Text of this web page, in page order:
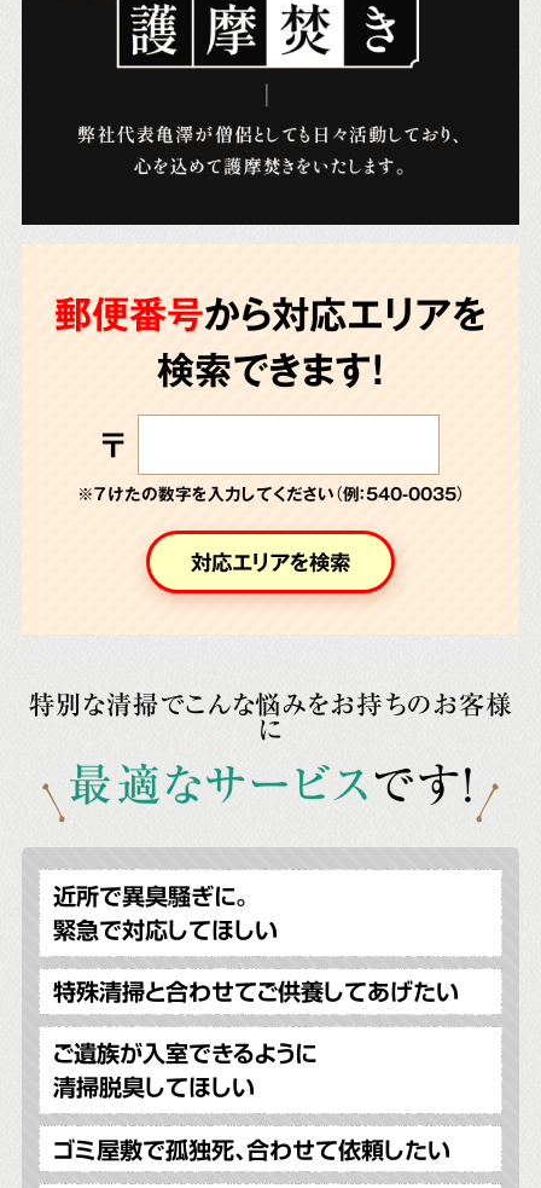
郵便番号から対応エリアを
検索できます!
〒
※７けたの数字を入力してください（例：540-0035）
対応エリアを検索
特別な清掃でこんな悩みをお持ちのお客様
に
最適なサービスです!
近所で異臭騒ぎに。
緊急で対応してほしい
特殊清掃と合わせてご供養してあげたい
ご遺族が入室できるように
清掃脱臭してほしい
ゴミ屋敷で孤独死、合わせて依頼したい